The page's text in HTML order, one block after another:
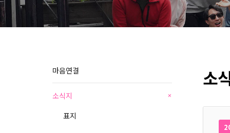
마음연결
소식지 +
표지
소